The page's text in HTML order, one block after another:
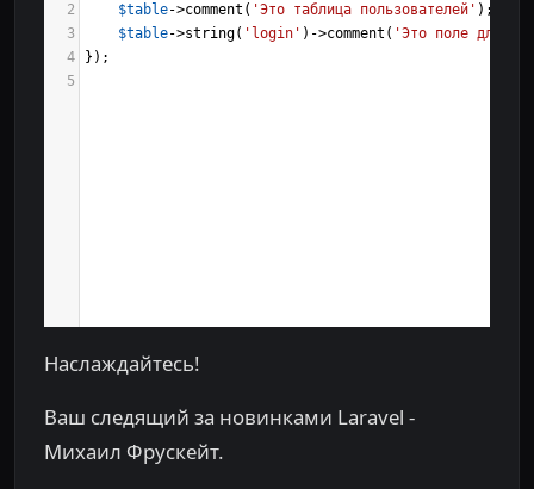
2
$table->comment ( 'Это таблица пользователей' );
3
$table->string( 'login' ) ->comment ( 'Это поле для
4
});
5
Наслаждайтесь!
Ваш следящий за новинками Laravel -
Михаил Фрускейт.